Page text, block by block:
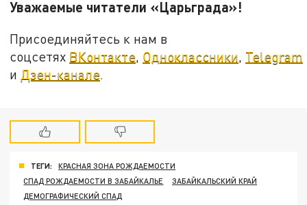
Уважаемые читатели «Царьграда»!
Присоединяйтесь к нам в
соцсетях ВКонтакте Одноклассники Telegram
и Дзен-канале
ТЕГИ:
КРАСНАЯ ЗОНА РОЖДАЕМОСТИ
СПАД РОЖДАЕМОСТИ В ЗАБАЙКАЛЬЕ
ЗАБАЙКАЛЬСКИЙ КРАЙ
ДЕМОГРАФИЧЕСКИЙ СПАД